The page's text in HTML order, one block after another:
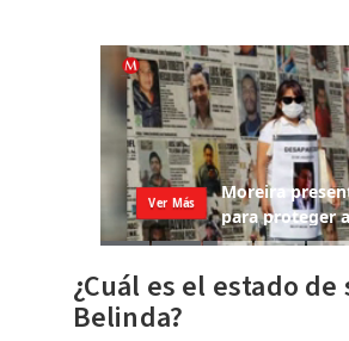
¿Cuál es el estado
Belinda?